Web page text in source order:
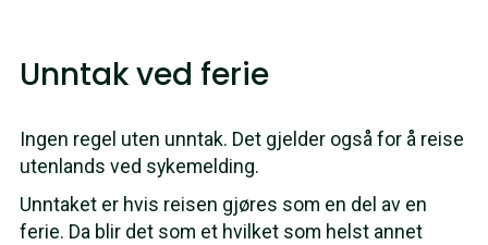
Unntak ved ferie
Ingen regel uten unntak. Det gjelder også for å reise
utenlands ved sykemelding.
Unntaket er hvis reisen gjøres som en del av en
ferie. Da blir det som et hvilket som helst annet